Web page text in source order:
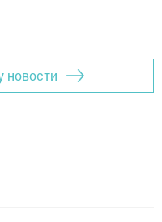
новости